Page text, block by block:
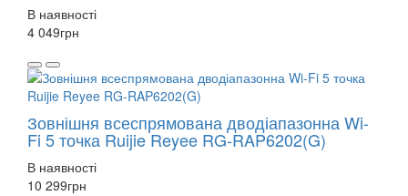
В наявності
4 049грн
Зовнішня всеспрямована дводіапазонна Wi-
Fi 5 точка Ruijie Reyee RG-RAP6202(G)
В наявності
10 299грн